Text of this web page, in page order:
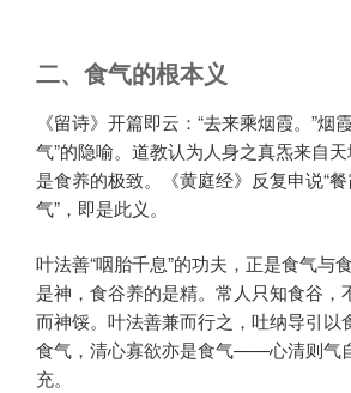
二、食气的根本义
《留诗》开篇即云：“去来乘烟霞。”烟
气”的隐喻。道教认为人身之真炁来自
是食养的极致。《黄庭经》反复申说“餐
气”，即是此义。
叶法善“咽胎千息”的功夫，正是食气与
是神，食谷养的是精。常人只知食谷，
而神馁。叶法善兼而行之，吐纳导引以
食气，清心寡欲亦是食气——心清则气
充。